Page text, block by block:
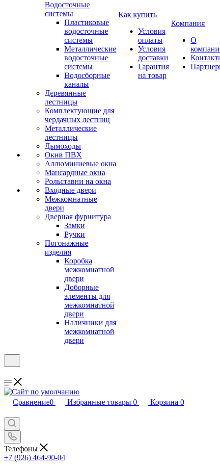
Водосточные
системы
Пластиковые
водосточные
системы
Металлические
водосточные
системы
Водосборные
каналы
Деревянные
лестницы
Комплектующие для
чердачных лестниц
Металлические
лестницы
Дымоходы
Окнв ПВХ
Аллюминиевые окна
Мансардные окна
Рольставни на окна
Входные двери
Межкомнатные
двери
Дверная фурнитура
Замки
Ручки
Погонажные
изделия
Коробка
межкомнатной
двери
Доборные
элементы для
межкомнатной
двери
Наличники для
межкомнатной
двери
Как купить
Условия
оплаты
Условия
доставки
Гарантия
на товар
Компания
О
Сравнение0 Избранные товары 0 Корзина 0
Телефоны
+7 (926) 464-90-04